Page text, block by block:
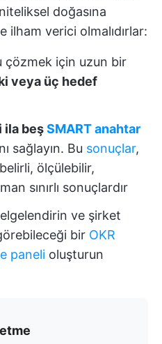
doğasına
ilham verici olmalıdırlar:
çözmek için uzun bir
veya üç hedef
ila beşSMART anahtar
sağlayın. Bu sonuçlar,
ölçülebilir,
sınırlı sonuçlardır
ve şirket
bir OKR
paneli oluşturun